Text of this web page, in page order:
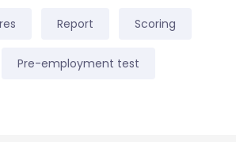
Report Scoring
Pre-employment test